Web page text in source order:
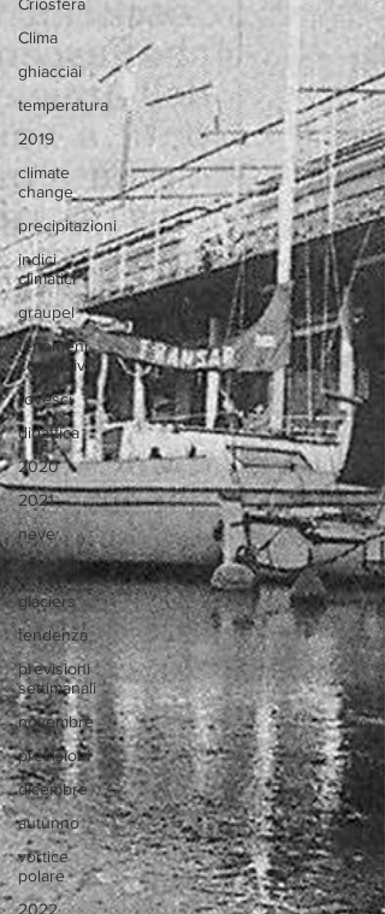
Clima
ghiacciai
temperatura
2019
climate
change
precipitazioni
indici
climatici
graupel
fenomeni
convettivi
rovesci
didattica
2020
2021
neve
dolomiti
glaciers
tendenza
previsioni
settimanali
novembre
previsioni
dicembre
autunno
vortice
polare
2022